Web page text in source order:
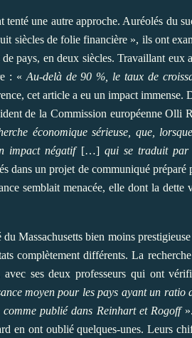
une autre approche. Auréolés du
siècles de folie financière », ils ont
pays, en deux siècles. Travaillant eux
: « Au-delà de 90 %, letaux de
cet article a eu un impact immense.
de la Commission européenne Olli
économique sérieuse, que,
impact négatif[…] qui se traduit par
dans un projet de communiqué préparé
semblait menacée, elle dont la dette
Massachusetts bien moins
complètement différents. La
avec ses deux professeurs qui ont
moyen pour les pays ayant un ratio
publié dans Reinhart et Rogoff
en ont oublié quelques-unes. Leurs